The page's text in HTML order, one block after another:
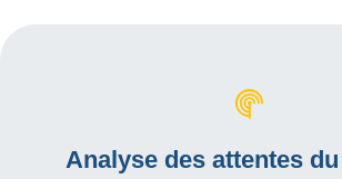
Analyse des attentes